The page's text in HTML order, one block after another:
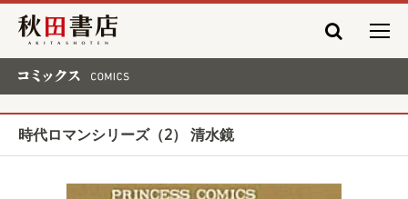
秋田書店
時代ロマンシリーズ（2） 清水鏡